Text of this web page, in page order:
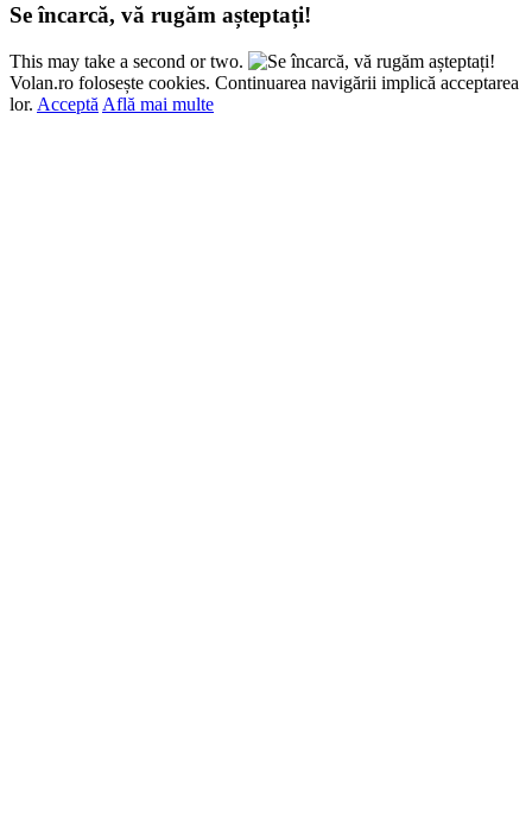
Se încarcă, vă rugăm așteptați!
This may take a second or two.
Volan.ro folosește cookies. Continuarea navigării implică acceptarea
lor. Acceptă Află mai multe